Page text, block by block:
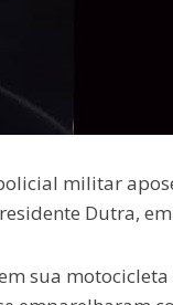
militar
Dutra,
sua